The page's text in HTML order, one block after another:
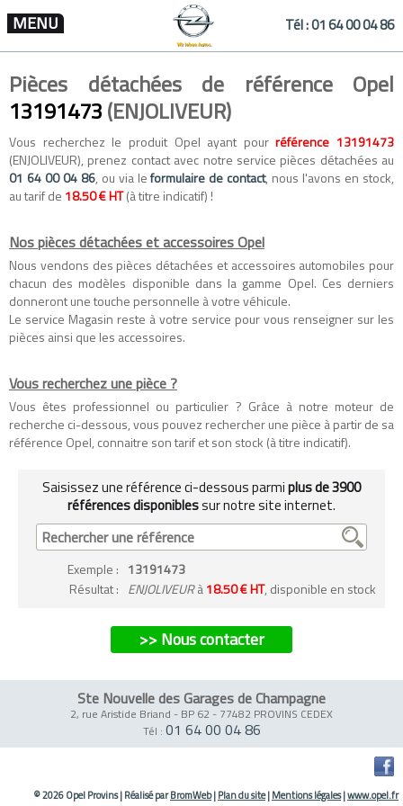
MENU Tél :01 64 00 04 86
Pièces détachées de référence Opel
13191473(ENJOLIVEUR)
Vous recherchez le produit Opel ayant pourréférence 13191473
(ENJOLIVEUR), prenez contact avec notre service pièces détachées au
01 64 00 04 86, ou via leformulaire de contact, nous l'avons en stock,
au tarif de 18.50 € HT(à titre indicatif) !
Nos pièces détachées et accessoires Opel
Nous vendons des pièces détachées etaccessoires automobiles pour
chacun des modèles disponible dans la gamme Opel. Ces derniers
donneront une touche personnelle à votre véhicule.
Le service Magasin reste à votre service pour vous renseigner sur les
pièces ainsi que les accessoires.
Vous recherchez une pièce ?
Vous êtes professionnel ou particulier ? Grâce à notre moteur de
recherche ci-dessous, vous pouvez rechercher une pièce à partir de sa
référence Opel, connaitre son tarif et son stock (à titre indicatif).
Saisissez une référence ci-dessous parmiplus de 3900
références disponiblessur notre site internet.
Exemple : 13191473
Résultat : ENJOLIVEURà18.50 € HT, disponible en stock
>> Nous contacter
Ste Nouvelle des Garages de Champagne
2, rue Aristide Briand - BP 62 - 77482 PROVINS CEDEX
Tél : 01 64 00 04 86
© 2026 Opel Provins|Réalisé parBromWeb|Plan du site|Mentions légales|www.opel.fr